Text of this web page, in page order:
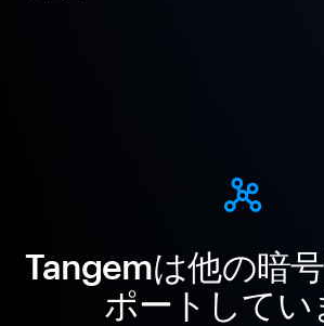
Tangemは他の暗
ポートしてい